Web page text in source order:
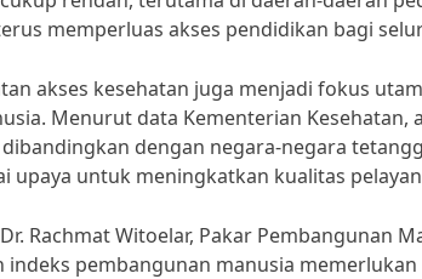
memperluas akses pendidikan bagi
akses kesehatan juga menjadi fokus
Menurut data Kementerian Kesehatan,
dengan negara-negara
upaya untuk meningkatkan kualitas
Rachmat Witoelar, Pakar Pembangunan
indeks pembangunan manusia